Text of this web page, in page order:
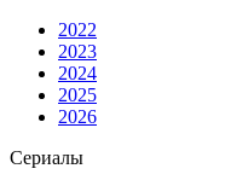
2022
2023
2024
2025
2026
Сериалы